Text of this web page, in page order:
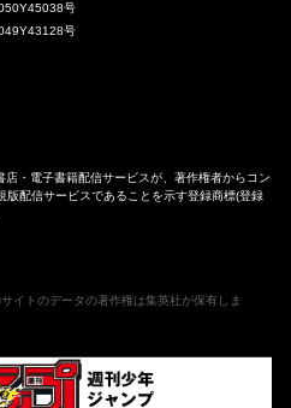
号
号
店・電子書籍配信サービスが、著作権者からコン
版配信サービスであることを示す登録商標(登録
イトのデータの著作権は集英社が保有しま